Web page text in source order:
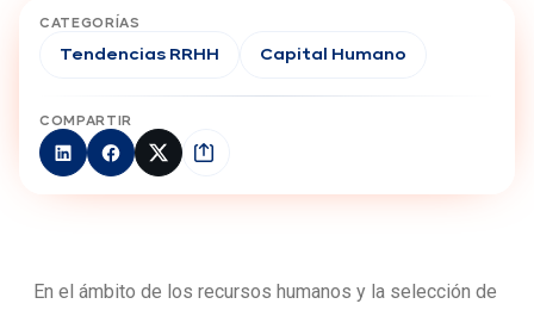
CATEGORÍAS
Tendencias RRHH Capital Humano
COMPARTIR
En el ámbito de los recursos humanos y la selección de